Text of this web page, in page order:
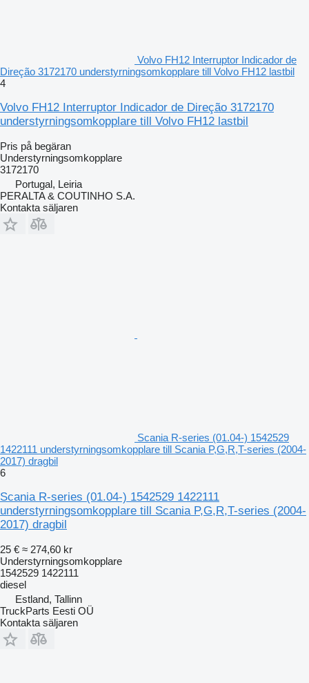
Volvo FH12 Interruptor Indicador de
Direção 3172170 understyrningsomkopplare till Volvo FH12 lastbil
4
Volvo FH12 Interruptor Indicador de Direção 3172170
understyrningsomkopplare till Volvo FH12 lastbil
Pris på begäran
Understyrningsomkopplare
3172170
Portugal, Leiria
PERALTA & COUTINHO S.A.
Kontakta säljaren
Scania R-series (01.04-) 1542529
1422111 understyrningsomkopplare till Scania P,G,R,T-series (2004-
2017) dragbil
6
Scania R-series (01.04-) 1542529 1422111
understyrningsomkopplare till Scania P,G,R,T-series (2004-
2017) dragbil
25 € ≈ 274,60 kr
Understyrningsomkopplare
1542529 1422111
diesel
Estland, Tallinn
TruckParts Eesti OÜ
Kontakta säljaren